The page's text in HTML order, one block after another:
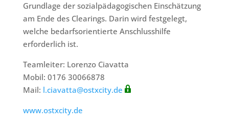
Grundlage der sozialpädagogischen Einschätzung
am Ende des Clearings. Darin wird festgelegt,
welche bedarfsorientierte Anschlusshilfe
erforderlich ist.
Teamleiter: Lorenzo Ciavatta
Mobil: 0176 30066878
Mail: l.ciavatta@ostxcity.de
www.ostxcity.de